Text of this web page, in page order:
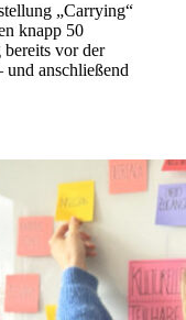
„Carrying“
knapp 50
vor der
anschließend